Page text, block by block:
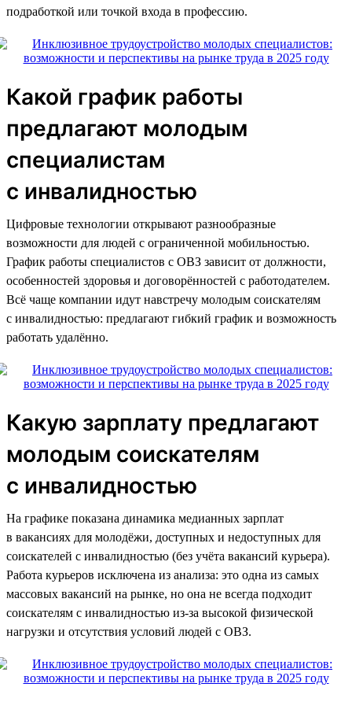
подработкой или точкой входа в профессию.
Какой график работы
предлагают молодым
специалистам
с инвалидностью
Цифровые технологии открывают разнообразные
возможности для людей с ограниченной мобильностью.
График работы специалистов с ОВЗ зависит от должности,
особенностей здоровья и договорённостей с работодателем.
Всё чаще компании идут навстречу молодым соискателям
с инвалидностью: предлагают гибкий график и возможность
работать удалённо.
Какую зарплату предлагают
молодым соискателям
с инвалидностью
На графике показана динамика медианных зарплат
в вакансиях для молодёжи, доступных и недоступных для
соискателей с инвалидностью (без учёта вакансий курьера).
Работа курьеров исключена из анализа: это одна из самых
массовых вакансий на рынке, но она не всегда подходит
соискателям с инвалидностью из-за высокой физической
нагрузки и отсутствия условий людей с ОВЗ.